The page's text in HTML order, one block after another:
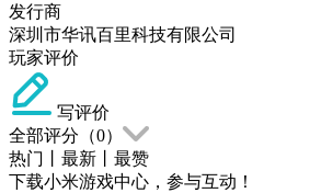
发行商
深圳市华讯百里科技有限公司
玩家评价
写评价
全部评分（0）
热门
最新
最赞
下载小米游戏中心，参与互动！